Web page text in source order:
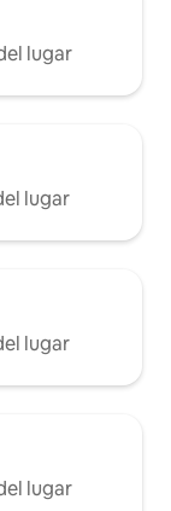
lugar
lugar
lugar
lugar